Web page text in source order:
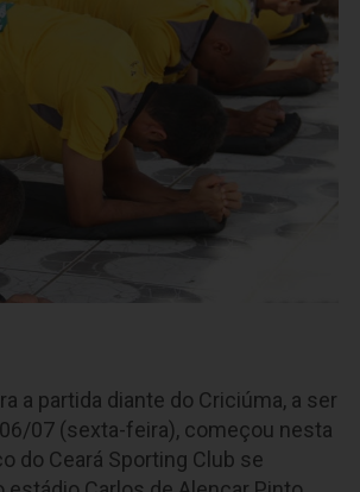
a partida diante do Criciúma, a ser
07 (sexta-feira), começou nesta
do Ceará Sporting Club se